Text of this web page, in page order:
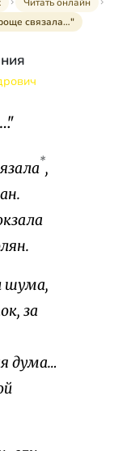
связала…"
*,
шума,
за
дума…